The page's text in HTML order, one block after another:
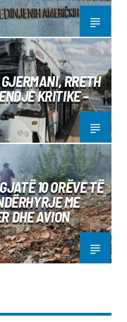
RRETH
KRITIKE –
10 ORËVE TË
ME
DHE AVION